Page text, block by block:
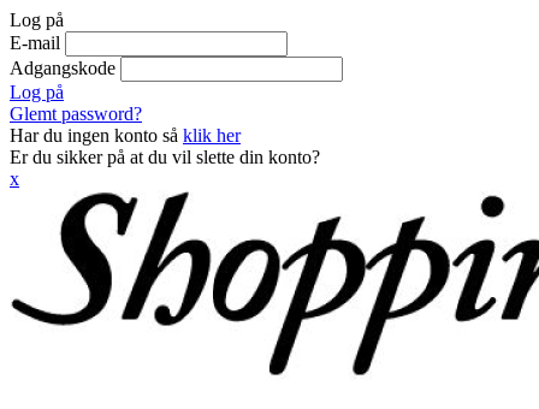
Log på
E-mail
Adgangskode
Log på
Glemt password?
Har du ingen konto så klik her
Er du sikker på at du vil slette din konto?
x